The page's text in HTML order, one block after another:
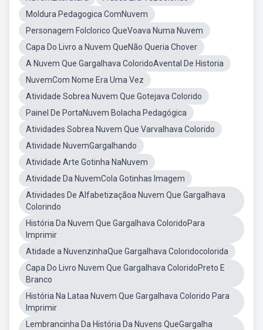
Moldura Pedagogica ComNuvem
Personagem Folclorico QueVoava Numa Nuvem
Capa Do Livro a Nuvem QueNão Queria Chover
A Nuvem Que Gargalhava ColoridoAvental De Historia
NuvemCom Nome Era Uma Vez
Atividade Sobrea Nuvem Que Gotejava Colorido
Painel De PortaNuvem Bolacha Pedagógica
Atividades Sobrea Nuvem Que Varvalhava Colorido
Atividade NuvemGargalhando
Atividade Arte Gotinha NaNuvem
Atividade Da NuvemCola Gotinhas Imagem
Atividades De Alfabetizaçãoa Nuvem Que Gargalhava
Colorindo
História Da Nuvem Que Gargalhava ColoridoPara
Imprimir
Atidade a NuvenzinhaQue Gargalhava Coloridocolorida
Capa Do Livro Nuvem Que Gargalhava ColoridoPreto E
Branco
História Na Lataa Nuvem Que Gargalhava Colorido Para
Imprimir
Lembrancinha Da História Da Nuvens QueGargalha